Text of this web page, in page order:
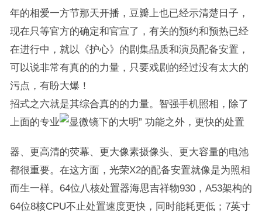
年的相爱一方节那天开播，豆瓣上也已经示清楚日子，
现在只等官方的确定和官宣了，有关的预约和预热已经
在进行中，就以《护心》的剧集品质和演员配备安置，
可以说非常有真的的力量，只要戏剧的经过没有太大的
污点，有盼大爆！
招式之六就是其综合真的的力量。智强手机照相，除了
上面的专业
功能之外，更快的处置
器、更高清的荧幕、更大像素摄像头、更大容量的电池
都很重要。在这方面，光荣X2的配备安置就像是为照相
而生一样。64位八核处置器海思吉祥物930，A53架构的
64位8核CPU不止处置速度更快，同时能耗更低；7英寸